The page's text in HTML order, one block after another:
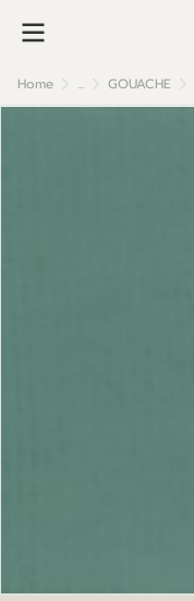
Home ... GOUACHE